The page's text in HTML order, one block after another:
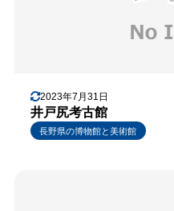
2023年7月31日
井戸尻考古館
長野県の博物館と美術館